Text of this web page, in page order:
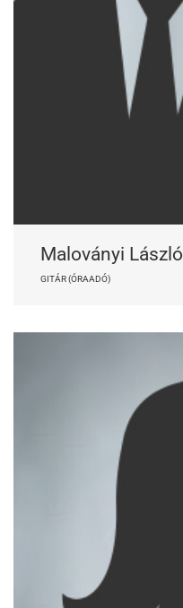
Maloványi László
GITÁR (ÓRAADÓ)